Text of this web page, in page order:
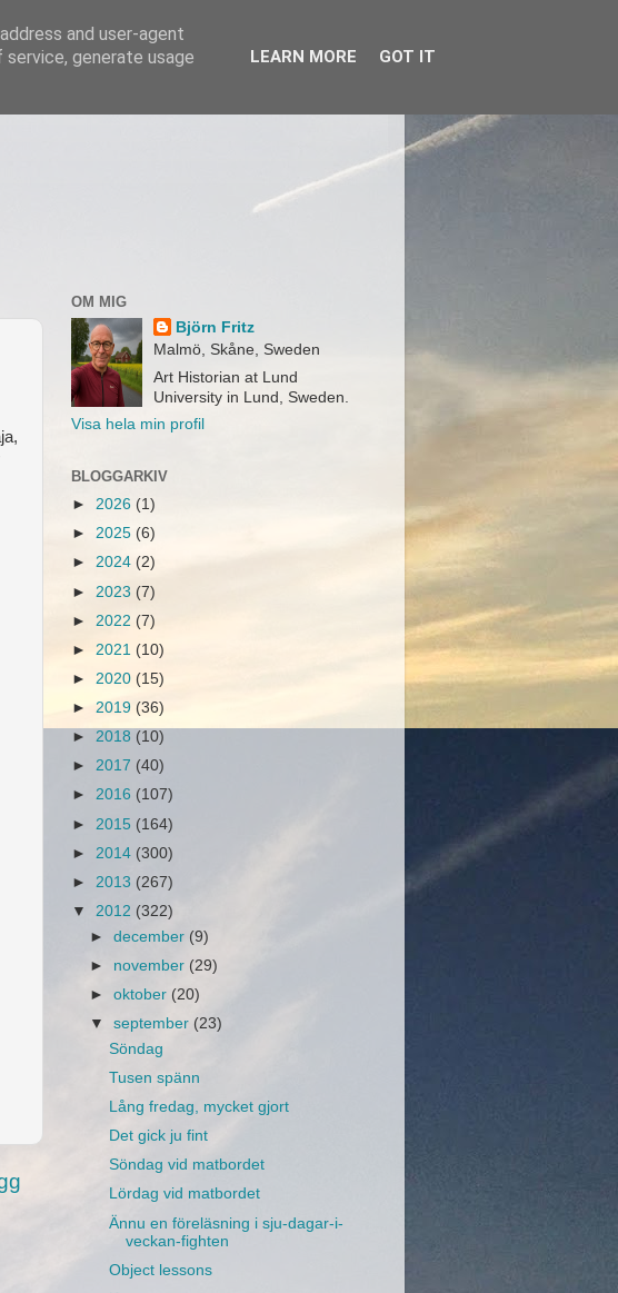
OM MIG
Björn Fritz
Malmö, Skåne, Sweden
Art Historian at Lund
University in Lund, Sweden.
Visa hela min profil
BLOGGARKIV
► 2026 (1)
► 2025 (6)
► 2024 (2)
► 2023 (7)
► 2022 (7)
► 2021 (10)
► 2020 (15)
► 2019 (36)
► 2018 (10)
► 2017 (40)
► 2016 (107)
► 2015 (164)
► 2014 (300)
► 2013 (267)
▼ 2012 (322)
►december (9)
► november (29)
►oktober (20)
▼september (23)
Söndag
Tusen spänn
Lång fredag, mycket gjort
Det gick ju fint
Söndag vid matbordet
Lördag vid matbordet
Ännu en föreläsning i sju-dagar-i-
veckan-fighten
Object lessons
and user-agent
generate usage
LEARN MORE GOT IT